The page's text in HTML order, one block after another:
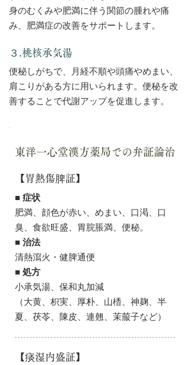
身のむくみや肥満に伴う関節の腫れや痛
み、肥満症の改善をサポートします。
３.桃核承気湯
便秘しがちで、月経不順や頭痛やめまい、
肩こりがある方に用いられます。便秘を改
善することで代謝アップを促進します。
東洋一心堂漢方薬局での弁証論治
【胃熱傷脾証】
■ 症状
肥満、顔色が赤い、めまい、口渇、口
臭、食欲旺盛、胃脘脹満、便秘。
■ 治法
清熱瀉火・健脾通便
■ 処方
小承気湯、保和丸加減
（大黄、枳実、厚朴、山楿、神麹、半
夏、茯苓、陳皮、連翹、茉菔子など）
【痰湿内盛証】